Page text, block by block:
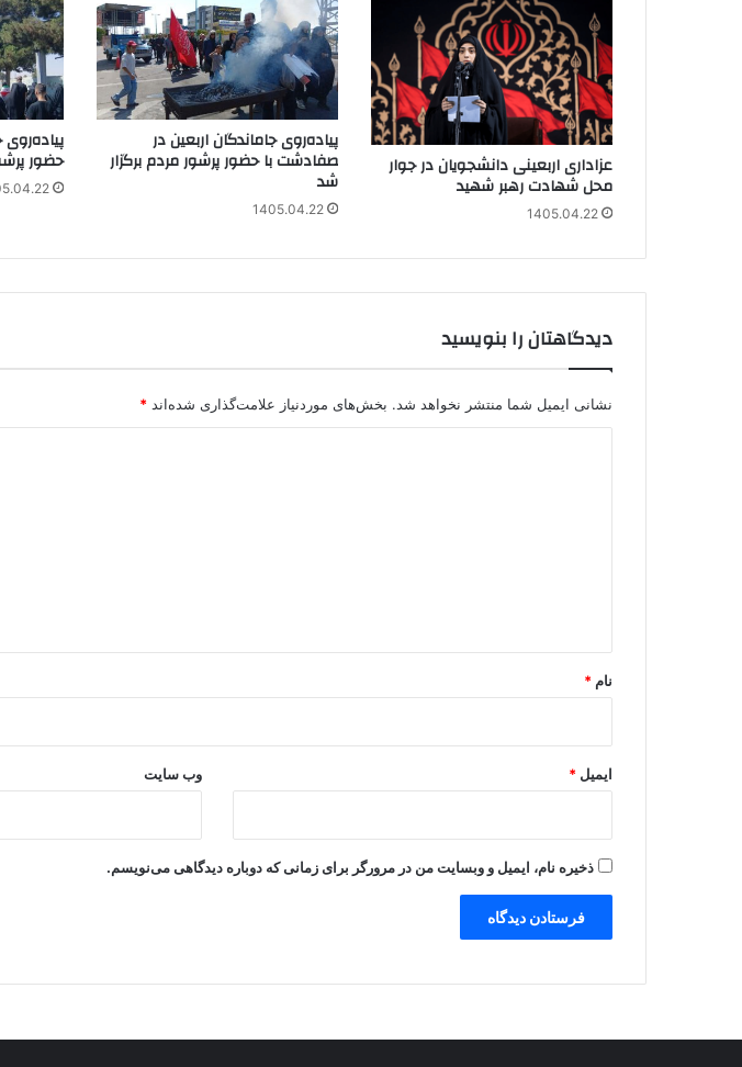
عزاداری اربعینی دانشجویان در جوار
محل شهادت رهبر شهید
1405.04.22
پیاده‌روی جاماندگان اربعین در
صفادشت با حضور پرشور مردم برگزار
شد
1405.04.22
پیاده‌روی
حضور
دیدگاهتان را بنویسید
نشانی ایمیل شما منتشر نخواهد شد. بخش‌های موردنیاز علامت‌گذاری شده‌اند *
نام *
ایمیل * وب‌ سایت
ذخیره نام، ایمیل و وبسایت من در مرورگر برای زمانی که دوباره دیدگاهی می‌نویسم.